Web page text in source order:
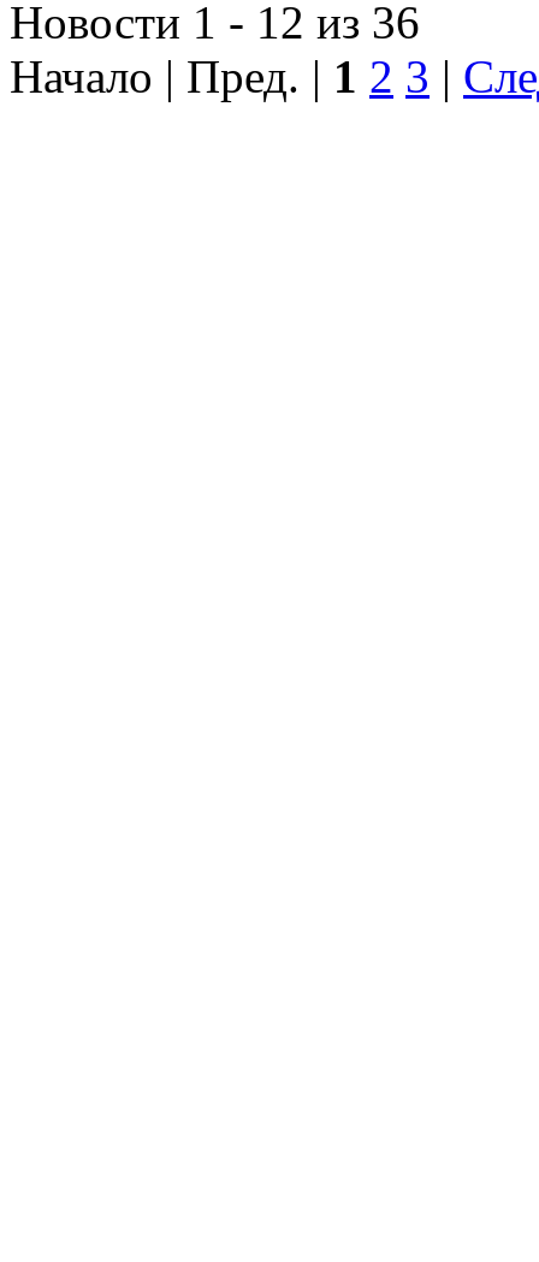
Новости 1 - 12 из 36
Начало | Пред. | 1 2 3 |